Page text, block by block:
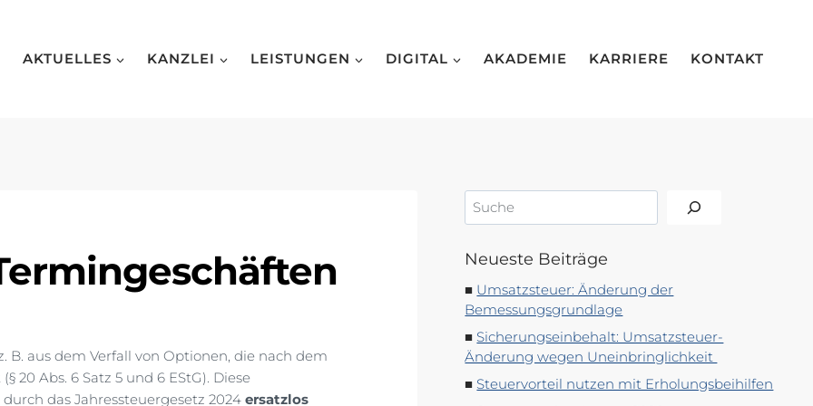
AKTUELLES KANZLEI LEISTUNGEN DIGITAL AKADEMIE KARRIERE KONTAKT
B. aus dem Verfall von Optionen, die nach dem
20 Abs. 6 Satz 5 und 6 EStG). Diese
das Jahressteuergesetz 2024 ersatzlos
Suchen
Neueste Beiträge
Umsatzsteuer: Änderung der
Bemessungsgrundlage
Sicherungseinbehalt: Umsatzsteuer-
Änderung wegen Uneinbringlichkeit
Steuervorteil nutzen mit Erholungsbeihilfen